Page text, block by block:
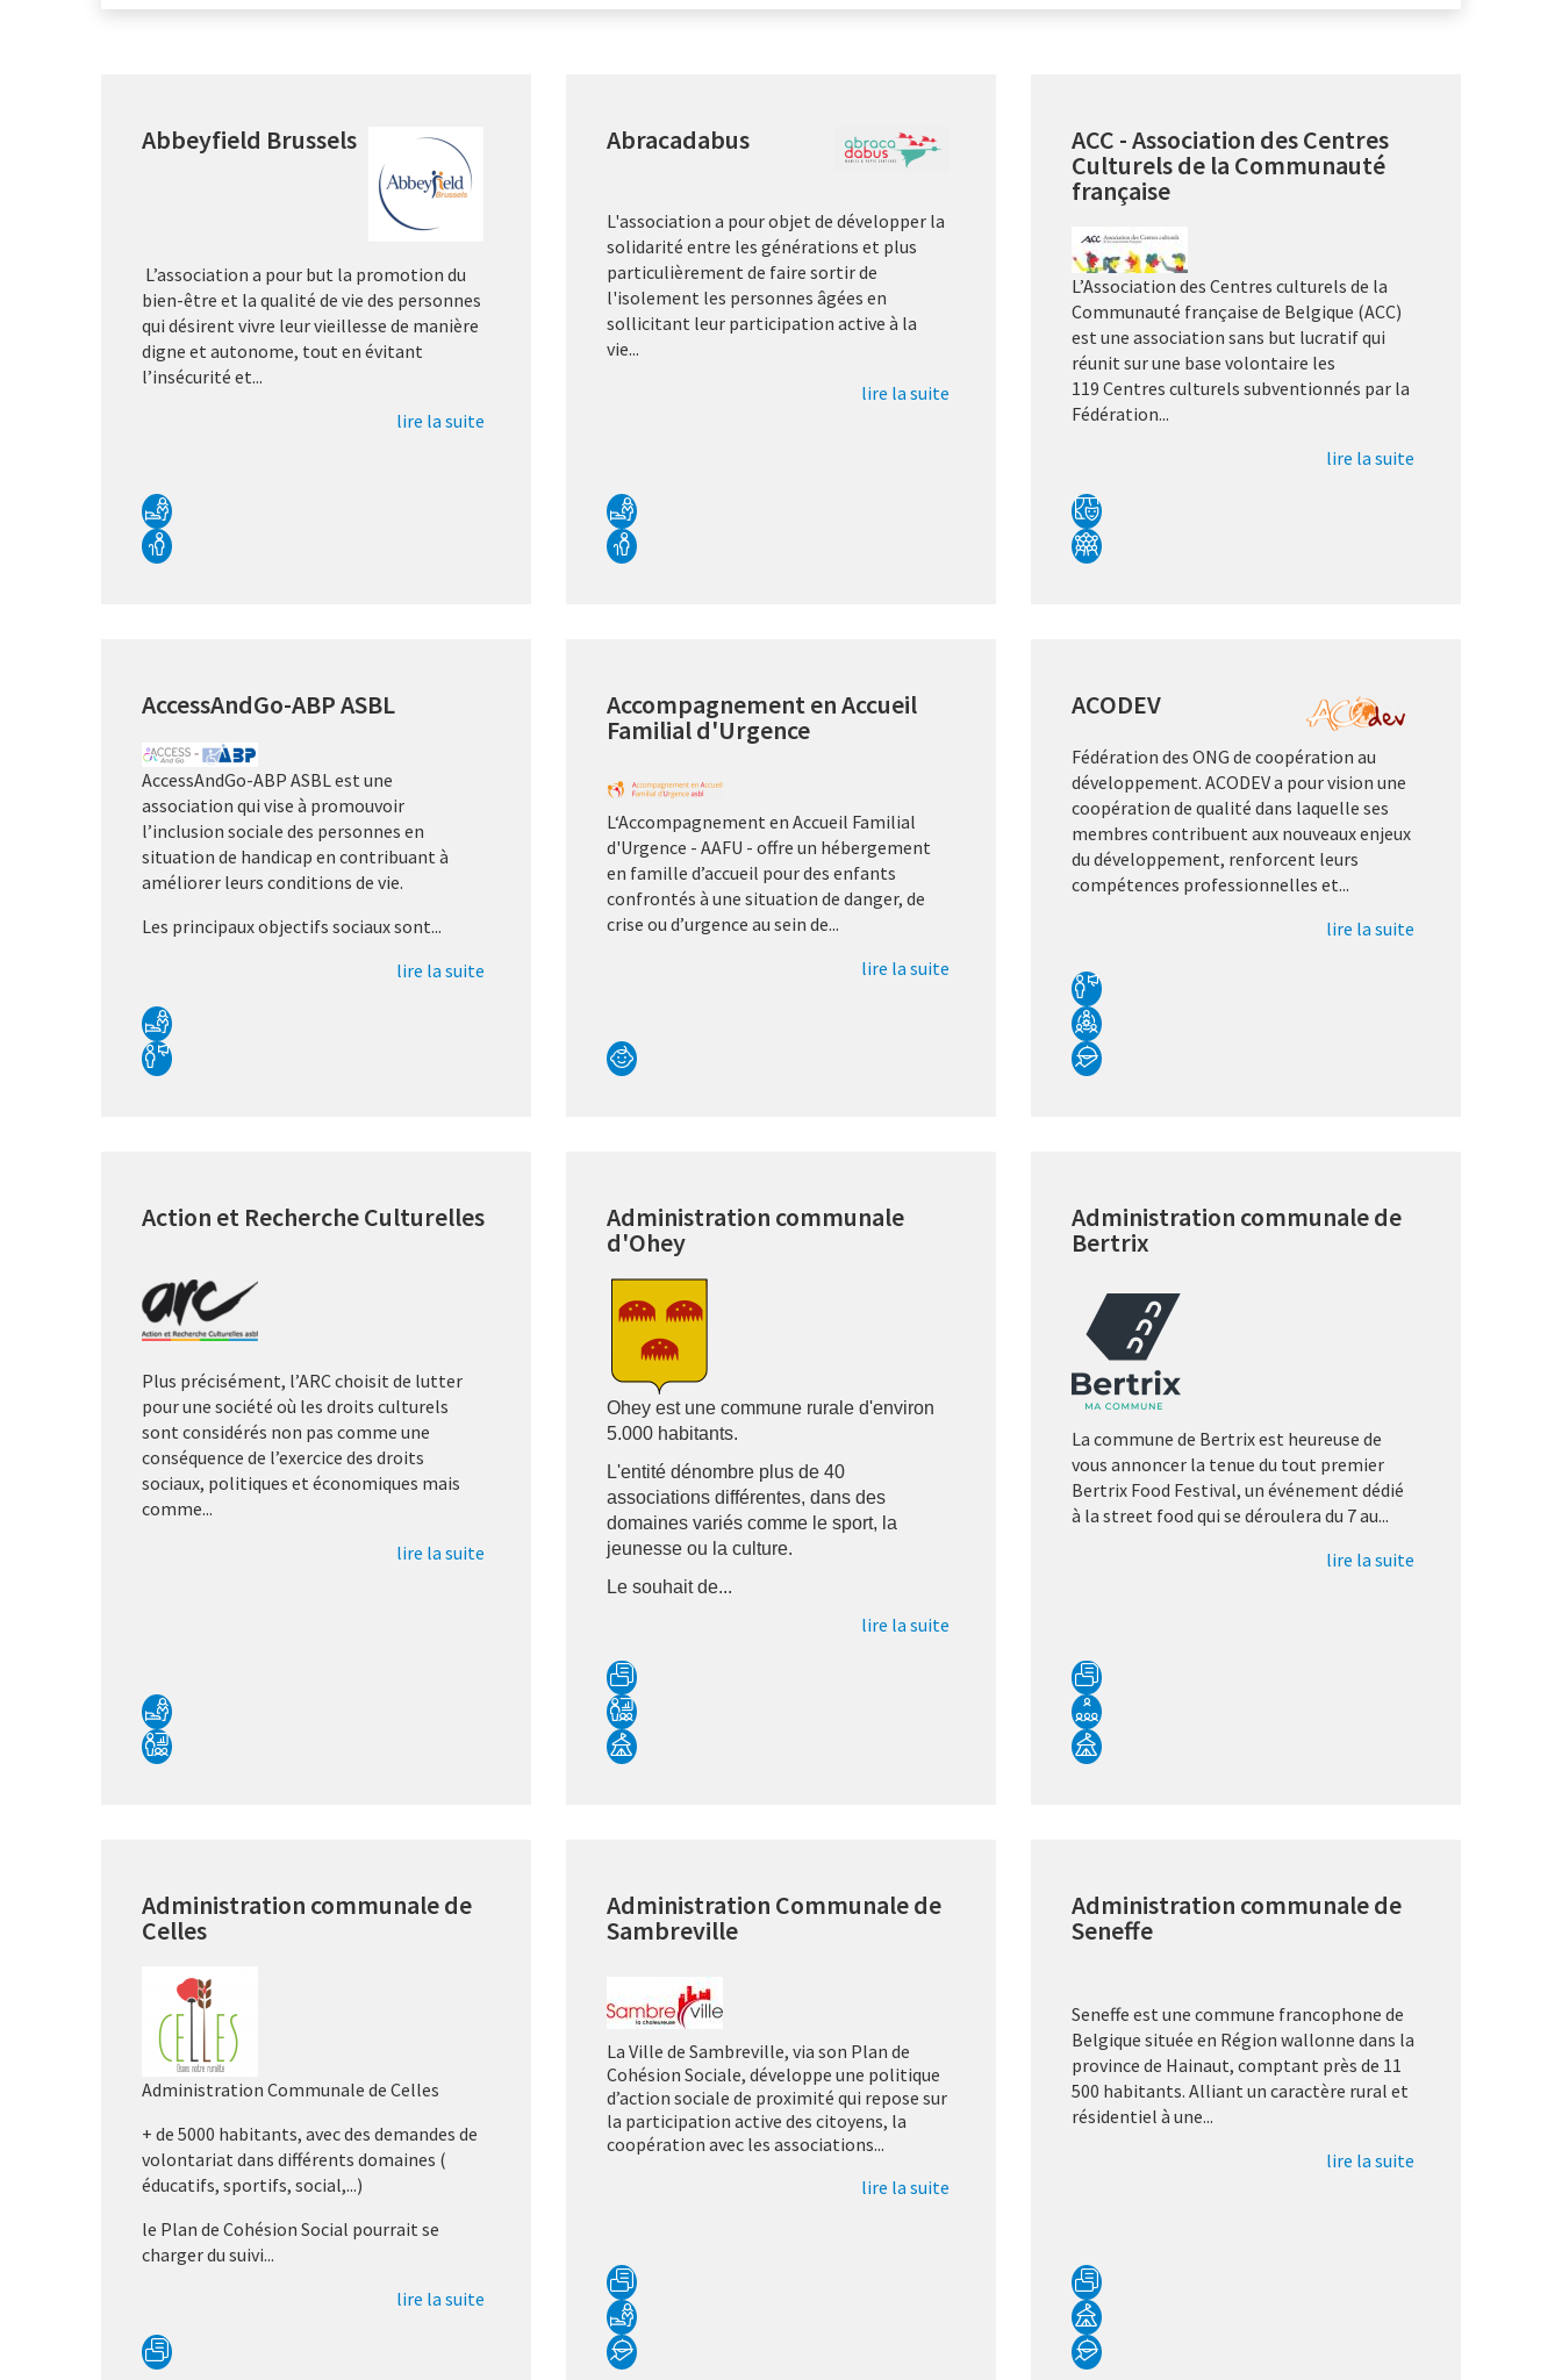
Abbeyfield Brussels
L’association a pour but la promotion du
bien-être et la qualité de vie des personnes
qui désirent vivre leur vieillesse de manière
digne et autonome, tout en évitant
l’insécurité et...
lire la suite
Abracadabus
L'association a pour objet de développer la
solidarité entre les générations et plus
particulièrement de faire sortir de
l'isolement les personnes âgées en
sollicitant leur participation active à la
vie...
lire la suite
ACC - Association des Centres
Culturels de la Communauté
française
L’Association des Centres culturels de la
Communauté française de Belgique (ACC)
est une association sans but lucratif qui
réunit sur une base volontaire les
119 Centres culturels subventionnés par la
Fédération...
lire la suite
AccessAndGo-ABP ASBL
AccessAndGo-ABP ASBL est une
association qui vise à promouvoir
l’inclusion sociale des personnes en
situation de handicap en contribuant à
améliorer leurs conditions de vie.
Les principaux objectifs sociaux sont...
lire la suite
Accompagnement en Accueil
Familial d'Urgence
L‘Accompagnement en Accueil Familial
d'Urgence - AAFU - offre un hébergement
en famille d’accueil pour des enfants
confrontés à une situation de danger, de
crise ou d’urgence au sein de...
lire la suite
ACODEV
Fédération des ONG de coopération au
développement. ACODEV a pour vision une
coopération de qualité dans laquelle ses
membres contribuent aux nouveaux enjeux
du développement, renforcent leurs
compétences professionnelles et...
lire la suite
Action et Recherche Culturelles
Plus précisément, l’ARC choisit de lutter
pour une société où les droits culturels
sont considérés non pas comme une
conséquence de l’exercice des droits
sociaux, politiques et économiques mais
comme...
lire la suite
Administration communale
d'Ohey
Ohey est une commune rurale d'environ
5.000 habitants.
L'entité dénombre plus de 40
associations différentes, dans des
domaines variés comme le sport, la
jeunesse ou la culture.
Le souhait de...
lire la suite
Administration communale de
Bertrix
La commune de Bertrix est heureuse de
vous annoncer la tenue du tout premier
Bertrix Food Festival, un événement dédié
à la street food qui se déroulera du 7 au...
lire la suite
Administration communale de
Celles
Administration Communale de Celles
+ de 5000 habitants, avec des demandes de
volontariat dans différents domaines (
éducatifs, sportifs, social,...)
le Plan de Cohésion Social pourrait se
charger du suivi...
lire la suite
Administration Communale de
Sambreville
La Ville de Sambreville, via son Plan de
Cohésion Sociale, développe une politique
d’action sociale de proximité qui repose sur
la participation active des citoyens, la
coopération avec les associations...
lire la suite
Administration communale de
Seneffe
Seneffe est une commune francophone de
Belgique située en Région wallonne dans la
province de Hainaut, comptant près de 11
500 habitants. Alliant un caractère rural et
résidentiel à une...
lire la suite